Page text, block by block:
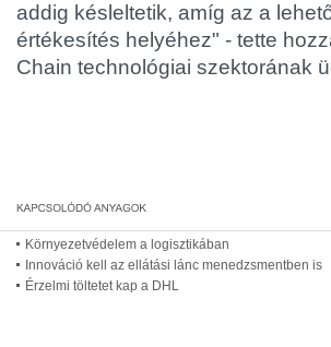
addig késleltetik, amíg az a
értékesítés helyéhez" - tette
Chain technológiai szektorának
Környezetvédelem a logisztikában
Innováció kell az ellátási lánc menedzsmentben is
Érzelmi töltetet kap a DHL